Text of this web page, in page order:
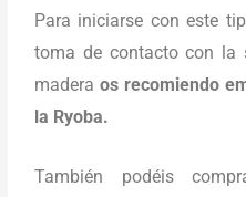
Para iniciarse con este
toma de contacto con la
madera os recomiendo
la Ryoba.
También podéis